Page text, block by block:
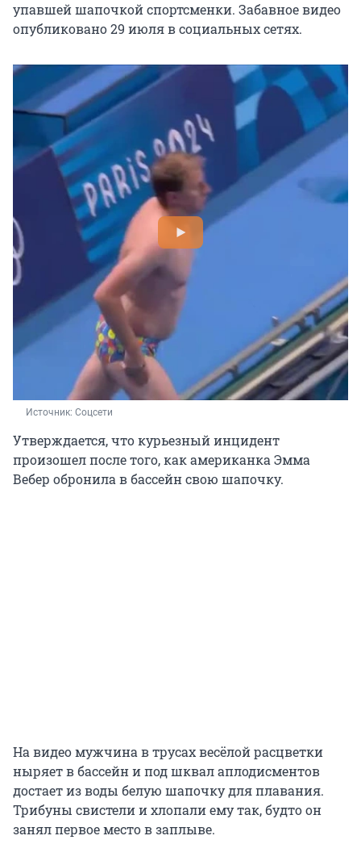
упавшей шапочкой спортсменки. Забавное видео
опубликовано 29 июля в социальных сетях.
Источник: Соцсети
Утверждается, что курьезный инцидент
произошел после того, как американка Эмма
Вебер обронила в бассейн свою шапочку.
На видео мужчина в трусах весёлой расцветки
ныряет в бассейн и под шквал аплодисментов
достает из воды белую шапочку для плавания.
Трибуны свистели и хлопали ему так, будто он
занял первое место в заплыве.